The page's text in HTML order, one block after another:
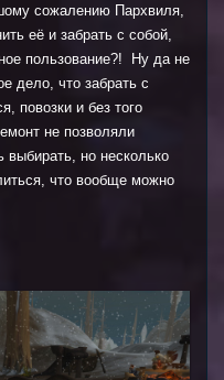
сожалению Пархвиля,
её и забрать с собой,
пользование?! Ну да не
дело, что забрать с
повозки и без того
не позволяли
но несколько
что вообще можно